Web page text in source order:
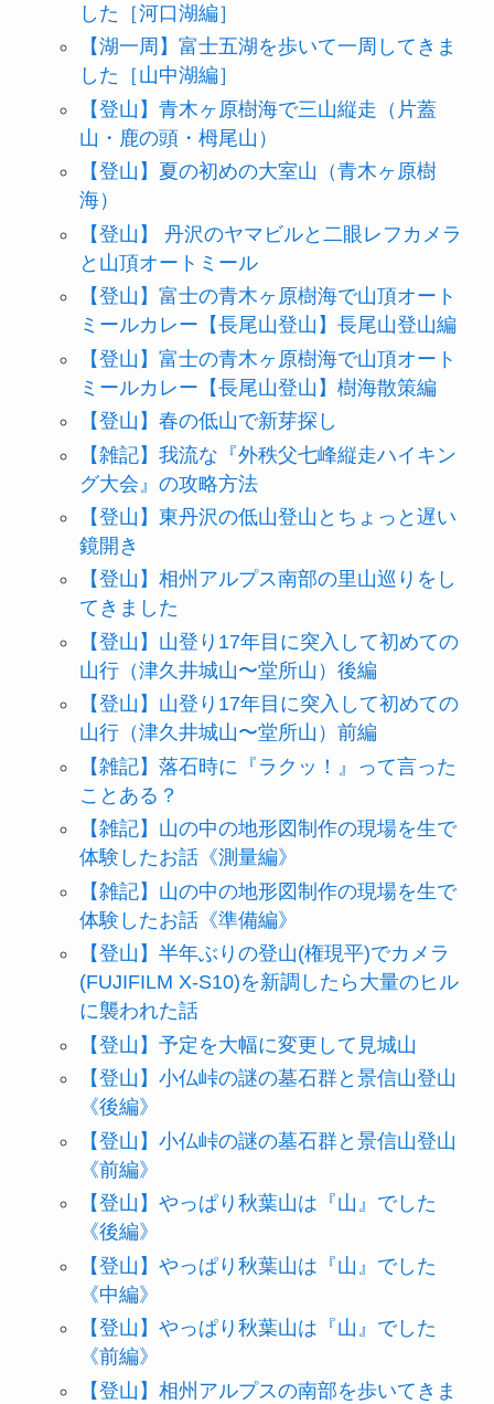
した［河口湖編］
【湖一周】富士五湖を歩いて一周してきま
した［山中湖編］
【登山】青木ヶ原樹海で三山縦走（片蓋
山・鹿の頭・栂尾山）
【登山】夏の初めの大室山（青木ヶ原樹
海）
【登山】 丹沢のヤマビルと二眼レフカメラ
と山頂オートミール
【登山】富士の青木ヶ原樹海で山頂オート
ミールカレー【長尾山登山】長尾山登山編
【登山】富士の青木ヶ原樹海で山頂オート
ミールカレー【長尾山登山】樹海散策編
【登山】春の低山で新芽探し
【雑記】我流な『外秩父七峰縦走ハイキン
グ大会』の攻略方法
【登山】東丹沢の低山登山とちょっと遅い
鏡開き
【登山】相州アルプス南部の里山巡りをし
てきました
【登山】山登り17年目に突入して初めての
山行（津久井城山〜堂所山）後編
【登山】山登り17年目に突入して初めての
山行（津久井城山〜堂所山）前編
【雑記】落石時に『ラクッ！』って言った
ことある？
【雑記】山の中の地形図制作の現場を生で
体験したお話《測量編》
【雑記】山の中の地形図制作の現場を生で
体験したお話《準備編》
【登山】半年ぶりの登山(権現平)でカメラ
(FUJIFILM X-S10)を新調したら大量のヒル
に襲われた話
【登山】予定を大幅に変更して見城山
【登山】小仏峠の謎の墓石群と景信山登山
《後編》
【登山】小仏峠の謎の墓石群と景信山登山
《前編》
【登山】やっぱり秋葉山は『山』でした
《後編》
【登山】やっぱり秋葉山は『山』でした
《中編》
【登山】やっぱり秋葉山は『山』でした
《前編》
【登山】相州アルプスの南部を歩いてきま